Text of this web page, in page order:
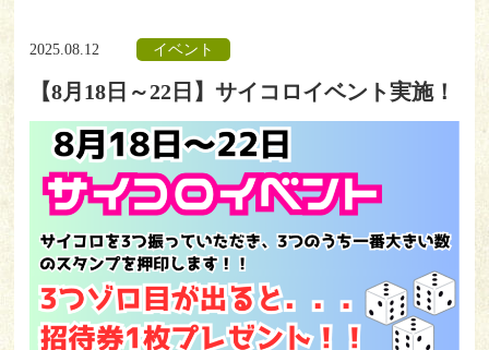
施設案内
営業時間・料金案内
アクセス
お客様の声
コラム
利用規約
2025.08.12 イベント
【8月18日～22日】サイコロイベント実施！